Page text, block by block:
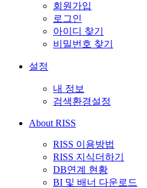
회원가입
로그인
아이디 찾기
비밀번호 찾기
설정
내 정보
검색환경설정
About RISS
RISS 이용방법
RISS 지식더하기
DB연계 현황
BI 및 배너 다운로드